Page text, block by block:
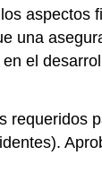
aspectos
una
el